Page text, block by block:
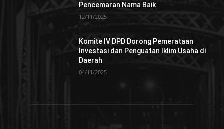
Pencemaran Nama Baik
12/11/2025
Komite IV DPD Dorong Pemerataan
Investasi dan Penguatan Iklim Usaha di
Daerah
04/11/2025